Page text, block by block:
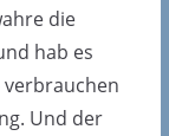
die
hab es
verbrauchen
Und der